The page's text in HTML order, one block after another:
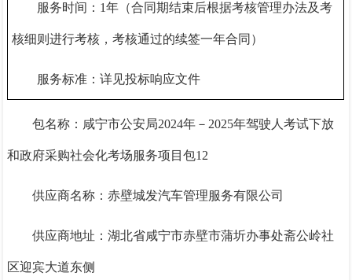
服务时间： 1年（合同期结束后根据考核管理办法及考
核细则进行考核，考核通过的续签一年合同）
服务标准：详见投标响应文件
包名称：咸宁市公安局2024年－2025年驾驶人考试下放
和政府采购社会化考场服务项目包12
供应商名称：赤壁城发汽车管理服务有限公司
供应商地址：湖北省咸宁市赤壁市蒲圻办事处斋公岭社
区迎宾大道东侧